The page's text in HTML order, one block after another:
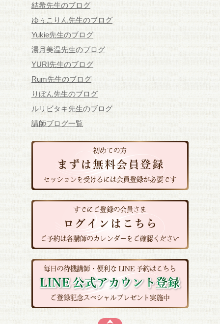
結希先生のブログ
ゆぅこりん先生のブログ
Yukie先生のブログ
湯月美温先生のブログ
YURI先生のブログ
Rum先生のブログ
りぼん先生のブログ
ルリビタキ先生のブログ
講師ブログ一覧